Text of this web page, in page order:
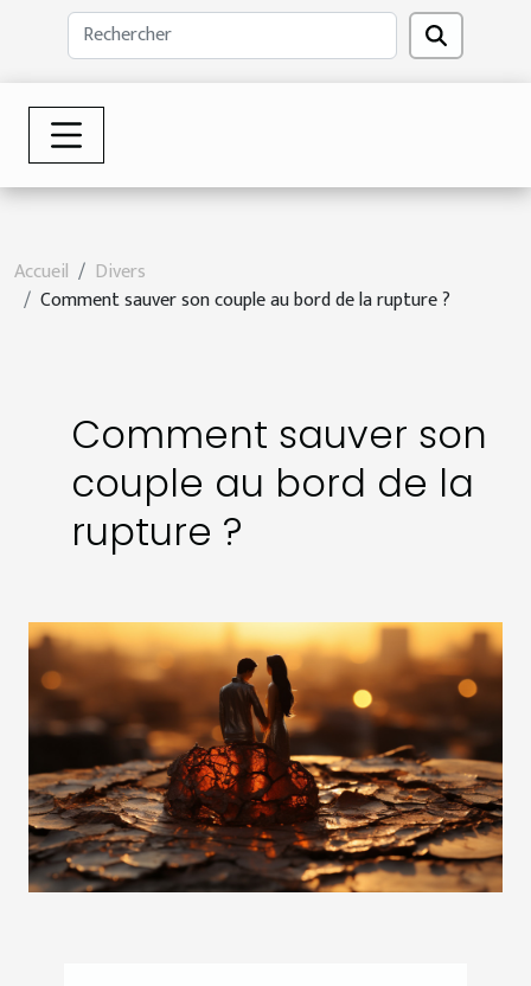
Accueil
Divers
Comment sauver son couple au bord de la rupture ?
Comment sauver son
couple au bord de la
rupture ?